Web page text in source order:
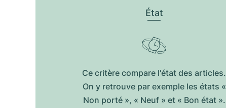
État
Ce critère compare l'état des articles.
On y retrouve par exemple les états «
Non porté », « Neuf » et « Bon état ».